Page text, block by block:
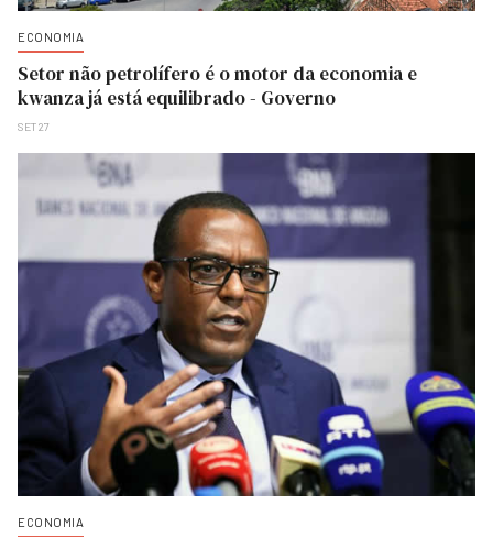
ECONOMIA
Setor não petrolífero é o motor da economia e
kwanza já está equilibrado - Governo
SET 27
ECONOMIA